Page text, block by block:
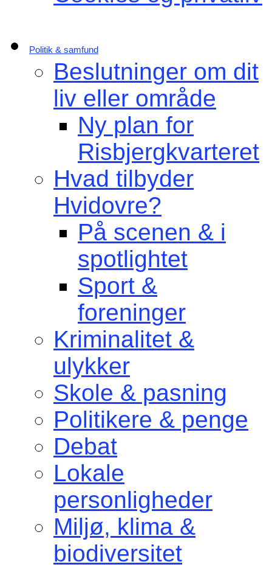
Politik & samfund
Beslutninger om dit
liv eller område
Ny plan for
Risbjergkvarteret
Hvad tilbyder
Hvidovre?
På scenen & i
spotlightet
Sport &
foreninger
Kriminalitet &
ulykker
Skole & pasning
Politikere & penge
Debat
Lokale
personligheder
Miljø, klima &
biodiversitet